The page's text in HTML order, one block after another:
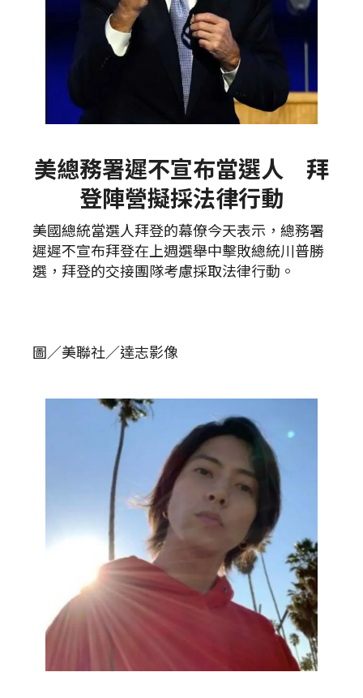
美總務署遲不宣布當選人 拜
登陣營擬採法律行動
美國總統當選人拜登的幕僚今天表示，總務署
遲遲不宣布拜登在上週選舉中擊敗總統川普勝
選，拜登的交接團隊考慮採取法律行動。
圖／美聯社／達志影像